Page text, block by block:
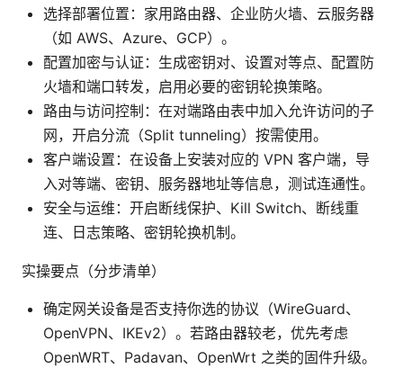
选择部署位置：家用路由器、企业防火墙、云服务器
（如 AWS、Azure、GCP）。
配置加密与认证：生成密钥对、设置对等点、配置防
火墙和端口转发，启用必要的密钥轮换策略。
路由与访问控制：在对端路由表中加入允许访问的子
网，开启分流（Split tunneling）按需使用。
客户端设置：在设备上安装对应的 VPN 客户端，导
入对等端、密钥、服务器地址等信息，测试连通性。
安全与运维：开启断线保护、Kill Switch、断线重
连、日志策略、密钥轮换机制。
实操要点（分步清单）
确定网关设备是否支持你选的协议（WireGuard、
OpenVPN、IKEv2）。若路由器较老，优先考虑
OpenWRT、Padavan、OpenWrt 之类的固件升级。